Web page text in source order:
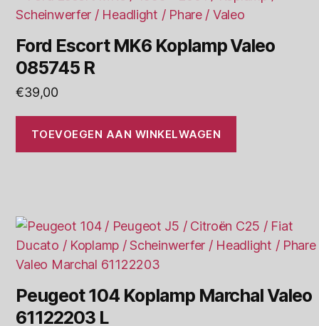
Ford Escort MK6 Koplamp Valeo
085745 R
€39,00
TOEVOEGEN AAN WINKELWAGEN
Peugeot 104 Koplamp Marchal Valeo
61122203 L